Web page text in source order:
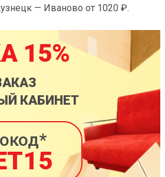
— Иваново от 1020 ₽.
15%
КАБИНЕТ